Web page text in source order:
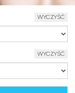
WYCZYŚĆ
WYCZYŚĆ